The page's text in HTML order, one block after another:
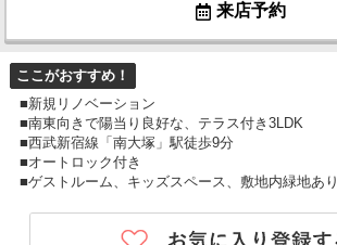
来店予約
ここがおすすめ！
■新規リノベーション
■南東向きで陽当り良好な、テラス付き3LDK
■西武新宿線「南大塚」駅徒歩9分
■オートロック付き
■ゲストルーム、キッズスペース、敷地内緑地あり